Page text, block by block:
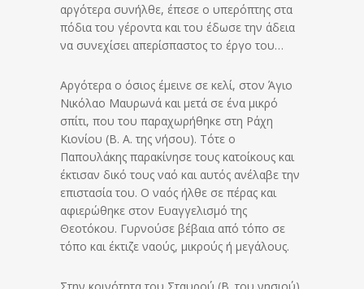
αργότερα συνήλθε, έπεσε ο υπερόπτης στα
πόδια του γέροντα και του έδωσε την άδεια
να συνεχίσει απερίσπαστος το έργο του…
Αργότερα ο όσιος έμεινε σε κελί, στον Άγιο
Νικόλαο Μαυρωνά και μετά σε ένα μικρό
σπίτι, που του παραχωρήθηκε στη Ράχη
Κιονίου (Β. Α. της νήσου). Τότε ο
Παπουλάκης παρακίνησε τους κατοίκους και
έκτισαν δικό τους ναό και αυτός ανέλαβε την
επιστασία του. Ο ναός ήλθε σε πέρας και
αφιερώθηκε στον Ευαγγελισμό της
Θεοτόκου. Γυρνούσε βέβαια από τόπο σε
τόπο και έκτιζε ναούς, μικρούς ή μεγάλους.
Στην κοινότητα του Σταυρού (Β. του νησιού)